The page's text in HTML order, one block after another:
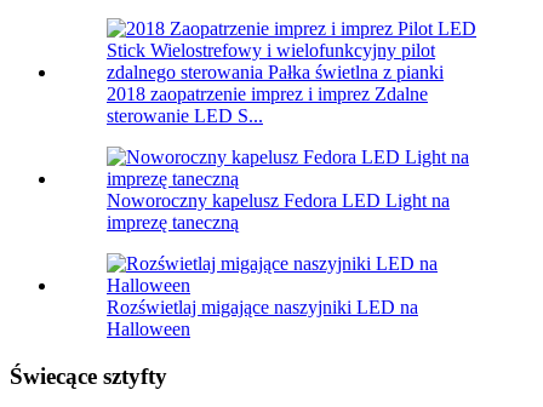
2018 zaopatrzenie imprez i imprez Zdalne
sterowanie LED S...
Noworoczny kapelusz Fedora LED Light na
imprezę taneczną
Rozświetlaj migające naszyjniki LED na
Halloween
Świecące sztyfty